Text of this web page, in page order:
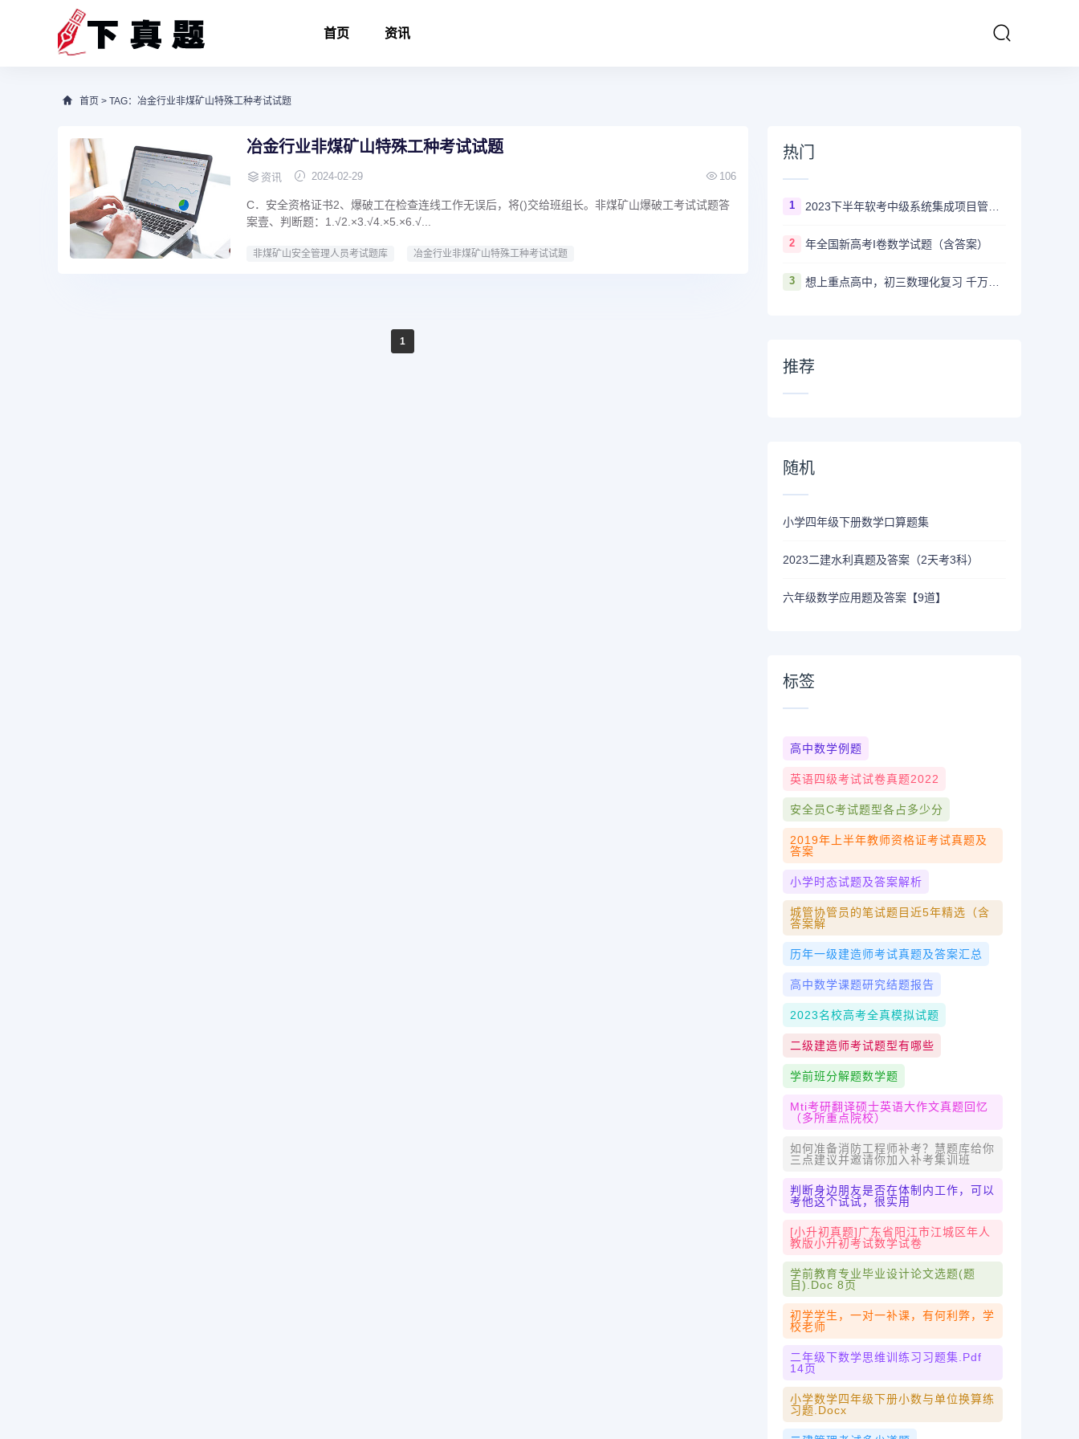
首页 资讯
首页 > TAG：冶金行业非煤矿山特殊工种考试试题
冶金行业非煤矿山特殊工种考试试题
资讯 2024-02-29 106
C．安全资格证书2、爆破工在检查连线工作无误后，将()交给班组长。非煤矿山爆破工考试试题答
案壹、判断题：1.√2.×3.√4.×5.×6.√...
非煤矿山安全管理人员考试题库 冶金行业非煤矿山特殊工种考试试题
1
热门
1 2023下半年软考中级系统集成项目管理工程师多长时间出成绩
2 年全国新高考I卷数学试题（含答案）
3 想上重点高中，初三数理化复习 千万不要盲目刷真题卷和模拟卷！
推荐
随机
小学四年级下册数学口算题集
2023二建水利真题及答案（2天考3科）
六年级数学应用题及答案【9道】
标签
高中数学例题
英语四级考试试卷真题2022
安全员c考试题型各占多少分
2019年上半年教师资格证考试真题及
答案
小学时态试题及答案解析
城管协管员的笔试题目近5年精选（含
答案解
历年一级建造师考试真题及答案汇总
高中数学课题研究结题报告
2023名校高考全真模拟试题
二级建造师考试题型有哪些
学前班分解题数学题
Mti考研翻译硕士英语大作文真题回忆
（多所重点院校）
如何准备消防工程师补考？慧题库给你
三点建议并邀请你加入补考集训班
判断身边朋友是否在体制内工作，可以
考他这个试试，很实用
[小升初真题]广东省阳江市江城区年人
教版小升初考试数学试卷
学前教育专业毕业设计论文选题(题
目).doc 8页
初学学生，一对一补课，有何利弊，学
校老师
二年级下数学思维训练习习题集.pdf
14页
小学数学四年级下册小数与单位换算练
习题.docx